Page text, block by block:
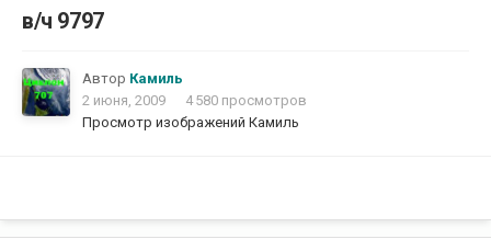
в/ч 9797
Автор Камиль
2 июня, 2009
4 580 просмотров
Просмотр изображений Камиль